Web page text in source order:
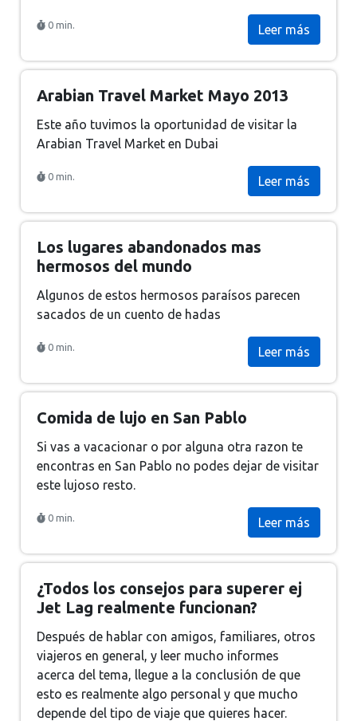
0 min. Leer más
Arabian Travel Market Mayo 2013
Este año tuvimos la oportunidad de visitar la
Arabian Travel Market en Dubai
0 min. Leer más
Los lugares abandonados mas
hermosos del mundo
Algunos de estos hermosos paraísos parecen
sacados de un cuento de hadas
0 min. Leer más
Comida de lujo en San Pablo
Si vas a vacacionar o por alguna otra razon te
encontras en San Pablo no podes dejar de visitar
este lujoso resto.
0 min. Leer más
¿Todos los consejos para superer ej
Jet Lag realmente funcionan?
Después de hablar con amigos, familiares, otros
viajeros en general, y leer mucho informes
acerca del tema, llegue a la conclusión de que
esto es realmente algo personal y que mucho
depende del tipo de viaje que quieres hacer.